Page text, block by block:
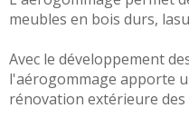
meubles en bois durs,
Avec le développement
l'aérogommage apporte
rénovation extérieure